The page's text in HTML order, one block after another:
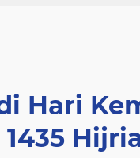
Hari